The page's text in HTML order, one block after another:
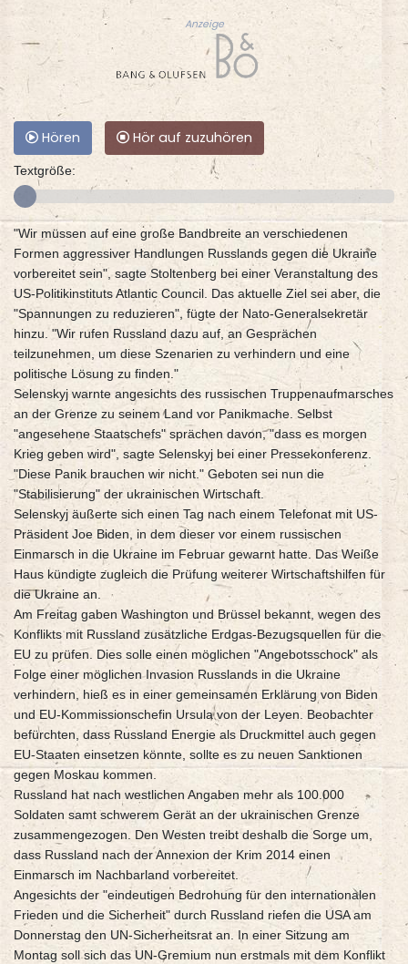
Anzeige
Hören Hör auf zuzuhören
Textgröße:
"Wir müssen auf eine große Bandbreite an verschiedenen
Formen aggressiver Handlungen Russlands gegen die Ukraine
vorbereitet sein", sagte Stoltenberg bei einer Veranstaltung des
US-Politikinstituts Atlantic Council. Das aktuelle Ziel sei aber, die
"Spannungen zu reduzieren", fügte der Nato-Generalsekretär
hinzu. "Wir rufen Russland dazu auf, an Gesprächen
teilzunehmen, um diese Szenarien zu verhindern und eine
politische Lösung zu finden."
Selenskyj warnte angesichts des russischen Truppenaufmarsches
an der Grenze zu seinem Land vor Panikmache. Selbst
"angesehene Staatschefs" sprächen davon, "dass es morgen
Krieg geben wird", sagte Selenskyj bei einer Pressekonferenz.
"Diese Panik brauchen wir nicht." Geboten sei nun die
"Stabilisierung" der ukrainischen Wirtschaft.
Selenskyj äußerte sich einen Tag nach einem Telefonat mit US-
Präsident Joe Biden, in dem dieser vor einem russischen
Einmarsch in die Ukraine im Februar gewarnt hatte. Das Weiße
Haus kündigte zugleich die Prüfung weiterer Wirtschaftshilfen für
die Ukraine an.
Am Freitag gaben Washington und Brüssel bekannt, wegen des
Konflikts mit Russland zusätzliche Erdgas-Bezugsquellen für die
EU zu prüfen. Dies solle einen möglichen "Angebotsschock" als
Folge einer möglichen Invasion Russlands in die Ukraine
verhindern, hieß es in einer gemeinsamen Erklärung von Biden
und EU-Kommissionschefin Ursula von der Leyen. Beobachter
befürchten, dass Russland Energie als Druckmittel auch gegen
EU-Staaten einsetzen könnte, sollte es zu neuen Sanktionen
gegen Moskau kommen.
Russland hat nach westlichen Angaben mehr als 100.000
Soldaten samt schwerem Gerät an der ukrainischen Grenze
zusammengezogen. Den Westen treibt deshalb die Sorge um,
dass Russland nach der Annexion der Krim 2014 einen
Einmarsch im Nachbarland vorbereitet.
Angesichts der "eindeutigen Bedrohung für den internationalen
Frieden und die Sicherheit" durch Russland riefen die USA am
Donnerstag den UN-Sicherheitsrat an. In einer Sitzung am
Montag soll sich das UN-Gremium nun erstmals mit dem Konflikt